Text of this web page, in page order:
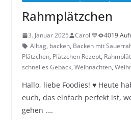
Rahmplätzchen
3. Januar 2025 Carol 💙
4019
Alltag, backen, Backen mit
Plätzchen, Plätzchen Rezept,
schnelles Gebäck, Weihnachten,
Hallo, liebe Foodies! ♥︎ Heute
euch, das einfach perfekt ist,
gehen ….